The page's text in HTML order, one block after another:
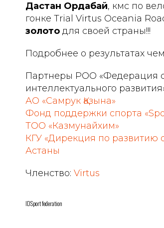
Дастан Ордабай, кмс по
гонке Trial Virtus Oceania
золото для своей страны!!!
Подробнее о результатах
Партнеры РОО «Федерация
интеллектуального
АО «Самрук Қазына»
Фонд поддержки спорта
ТОО «Казмунайхим»
КГУ «Дирекция по развитию
Астаны
Членство: Virtus
IDSport federation